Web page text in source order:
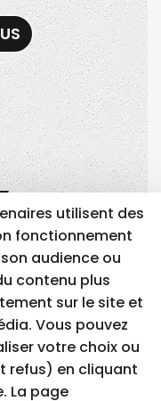
DES COOKIES
utilisent des
fonctionnement
audience ou
contenu plus
sur le site et
Vous pouvez
votre choix ou
refus) en cliquant
La page